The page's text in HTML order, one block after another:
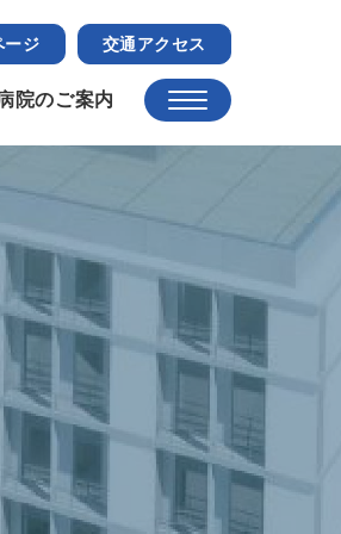
ージ 交通アクセス
院のご案内